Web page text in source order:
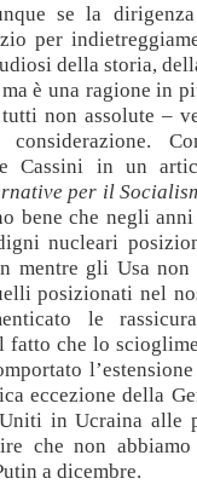
se la
per
della storia,
è una ragione in
non assolute –
Cassini in un
per il
bene che negli
nucleari
mentre gli Usa
posizionati nel
le
fatto che lo
eccezione della
in Ucraina alle
che non
a dicembre.